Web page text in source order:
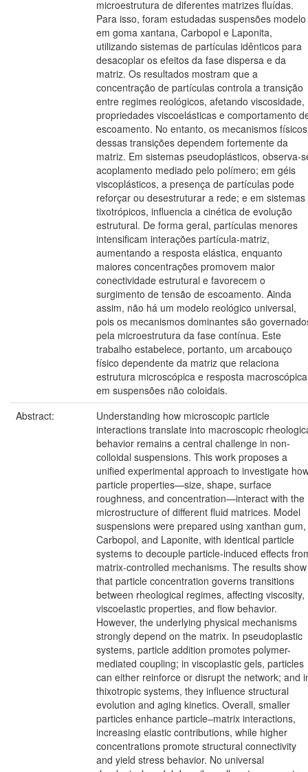
microestrutura de diferentes matrizes fluídas.
Para isso, foram estudadas suspensões modelo
em goma xantana, Carbopol e Laponita,
utilizando sistemas de partículas idênticos para
desacoplar os efeitos da fase dispersa e da
matriz. Os resultados mostram que a
concentração de partículas controla a transição
entre regimes reológicos, afetando viscosidade,
propriedades viscoelásticas e comportamento
escoamento. No entanto, os mecanismos físicos
dessas transições dependem fortemente da
matriz. Em sistemas pseudoplásticos, observa-
acoplamento mediado pelo polímero; em géis
viscoplásticos, a presença de partículas pode
reforçar ou desestruturar a rede; e em sistemas
tixotrópicos, influencia a cinética de evolução
estrutural. De forma geral, partículas menores
intensificam interações partícula-matriz,
aumentando a resposta elástica, enquanto
maiores concentrações promovem maior
conectividade estrutural e favorecem o
surgimento de tensão de escoamento. Ainda
assim, não há um modelo reológico universal,
pois os mecanismos dominantes são
pela microestrutura da fase contínua. Este
trabalho estabelece, portanto, um arcabouço
físico dependente da matriz que relaciona
estrutura microscópica e resposta macroscópica
em suspensões não coloidais.
Abstract:
Understanding how microscopic particle
interactions translate into macroscopic
behavior remains a central challenge in non-
colloidal suspensions. This work proposes a
unified experimental approach to investigate
particle properties—size, shape, surface
roughness, and concentration—interact with the
microstructure of different fluid matrices. Model
suspensions were prepared using xanthan gum,
Carbopol, and Laponite, with identical particle
systems to decouple particle-induced effects
matrix-controlled mechanisms. The results show
that particle concentration governs transitions
between rheological regimes, affecting viscosity,
viscoelastic properties, and flow behavior.
However, the underlying physical mechanisms
strongly depend on the matrix. In pseudoplastic
systems, particle addition promotes polymer-
mediated coupling; in viscoplastic gels, particles
can either reinforce or disrupt the network; and
thixotropic systems, they influence structural
evolution and aging kinetics. Overall, smaller
particles enhance particle–matrix interactions,
increasing elastic contributions, while higher
concentrations promote structural connectivity
and yield stress behavior. No universal